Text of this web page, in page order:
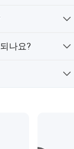
문의 경우, 계
제합니다.
약속드립니
나요?
시는 경우,
USD의
은 7일 (대체
는 50cm *
품 설명 스
주변에는 투